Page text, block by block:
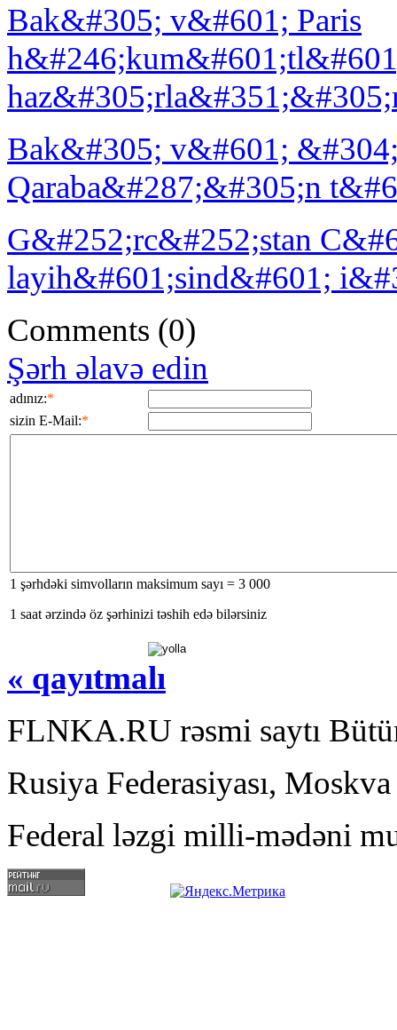
Bak&#305; v&#601; Paris
Bak&#305; v&#601;
Qaraba&#287;&#305;n
G&#252;rc&#252;stan
layih&#601;sind&#601;
Comments (0)
Şərh əlavə edin
adınız:*
sizin E-Mail:*
1 şərhdəki simvolların maksimum sayı = 3 000
1 saat ərzində öz şərhinizi təshih edə bilərsiniz
« qayıtmalı
FLNKA.RU rəsmi saytı
Rusiya Federasiyası,
Federal ləzgi milli-mədəni